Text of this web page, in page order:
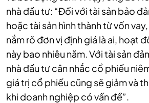
nhà đầu tư: “Đối với tài sản bảo
hoặc tài sản hình thành từ vốn
nắm rõ đơn vị định giá là ai, hoạt
này bao nhiêu năm. Với tài sản
nhà đầu tư cân nhắc cổ phiếu
giá trị cổ phiếu cũng sẽ giảm và
khi doanh nghiệp có vấn đề”.